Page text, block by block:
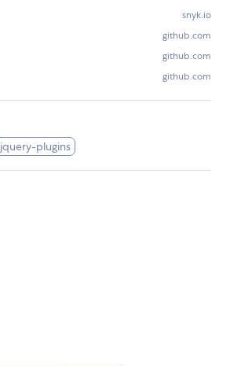
snyk.io
github.com
github.com
github.com
jquery-plugins